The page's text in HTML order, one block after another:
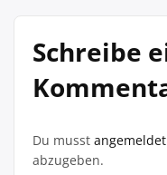
Schreibe
Du musst angemeldet
abzugeben.